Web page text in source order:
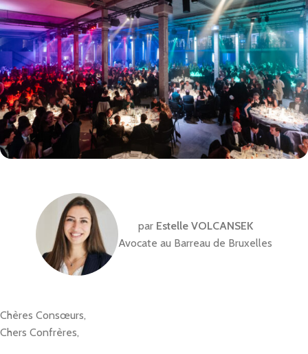
par Estelle VOLCANSEK
Avocate au Barreau de Bruxelles
Chères Consœurs,
Chers Confrères,